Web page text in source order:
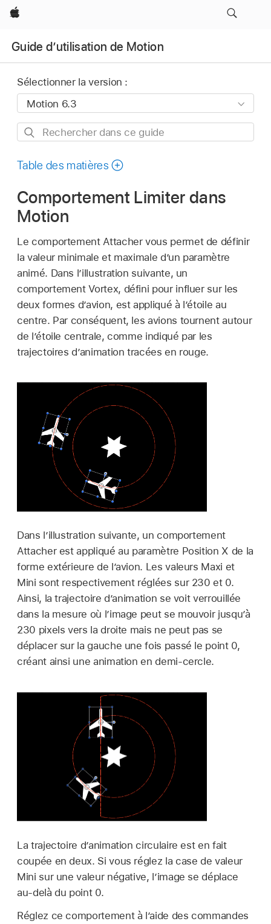
Apple
Guide d’utilisation de Motion
Sélectionner la version :
Rechercher
ce
Table des matières
Comportement Limiter dans
Motion
Le comportement Attacher vous permet de définir
la valeur minimale et maximale d’un paramètre
animé. Dans l’illustration suivante, un
comportement Vortex, défini pour influer sur les
deux formes d’avion, est appliqué à l’étoile au
centre. Par conséquent, les avions tournent autour
de l’étoile centrale, comme indiqué par les
trajectoires d’animation tracées en rouge.
Dans l’illustration suivante, un comportement
Attacher est appliqué au paramètre Position X de la
forme extérieure de l’avion. Les valeurs Maxi et
Mini sont respectivement réglées sur 230 et 0.
Ainsi, la trajectoire d’animation se voit verrouillée
dans la mesure où l’image peut se mouvoir jusqu’à
230 pixels vers la droite mais ne peut pas se
déplacer sur la gauche une fois passé le point 0,
créant ainsi une animation en demi-cercle.
La trajectoire d’animation circulaire est en fait
coupée en deux. Si vous réglez la case de valeur
Mini sur une valeur négative, l’image se déplace
au-delà du point 0.
Réglez ce comportement à l’aide des commandes